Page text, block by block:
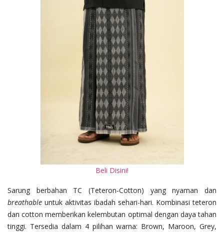
Beli Disini!
Sarung berbahan TC (Teteron-Cotton) yang nyaman dan
breathable untuk aktivitas ibadah sehari-hari. Kombinasi teteron
dan cotton memberikan kelembutan optimal dengan daya tahan
tinggi. Tersedia dalam 4 pilihan warna: Brown, Maroon, Grey,